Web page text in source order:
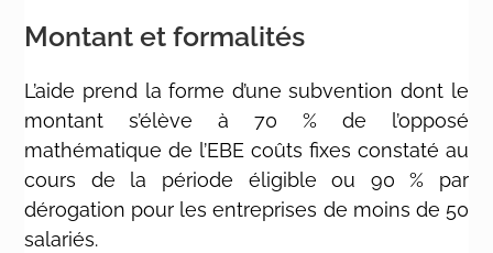
Montant et formalités
L’aide prend la forme d’une subvention dont le
montant s’élève à 70 % de l’opposé
mathématique de l’EBE coûts fixes constaté au
cours de la période éligible ou 90 % par
dérogation pour les entreprises de moins de 50
salariés.